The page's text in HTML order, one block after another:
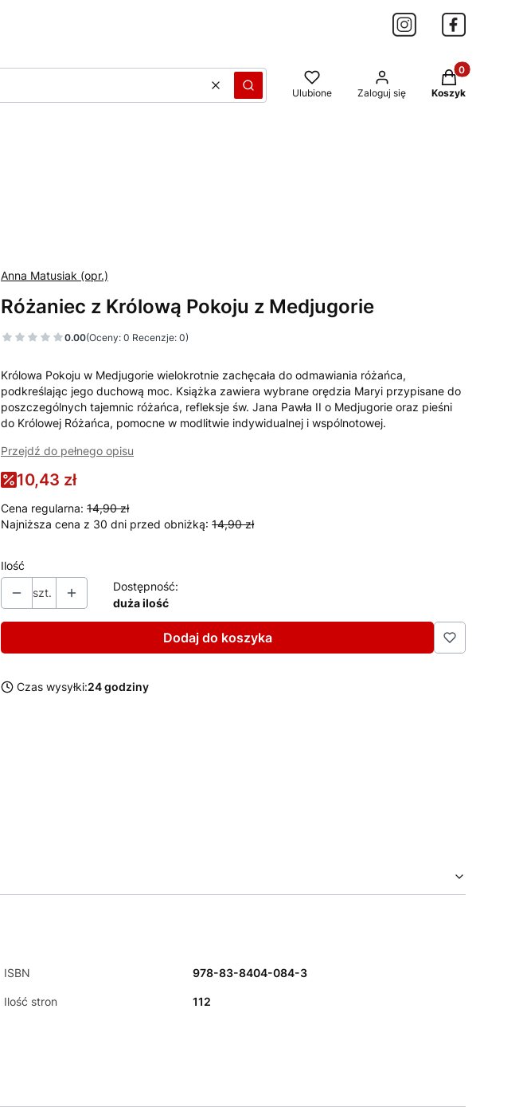
WyczyśćSzukaj Ulubione Zaloguj się
Produkty w
Koszyk
Anna Matusiak (opr.)
Różaniec z Królową Pokoju z Medjugorie
0.00(Oceny: 0 Recenzje: 0)
Królowa Pokoju w Medjugorie wielokrotnie zachęcała do odmawiania różańca,
podkreślając jego duchową moc. Książka zawiera wybrane orędzia Maryi przypisane do
poszczególnych tajemnic różańca, refleksje św. Jana Pawła II o Medjugorie oraz pieśni
do Królowej Różańca, pomocne w modlitwie indywidualnej i wspólnotowej.
Przejdź do pełnego opisu
10,43 zł
Cena regularna: 14,90 zł
Najniższa cena z 30 dni przed obniżką: 14,90 zł
Ilość
szt.
Dostępność:
duża ilość
Dodaj do koszyka
Czas wysyłki:24 godziny
ISBN 978-83-8404-084-3
Ilość stron 112